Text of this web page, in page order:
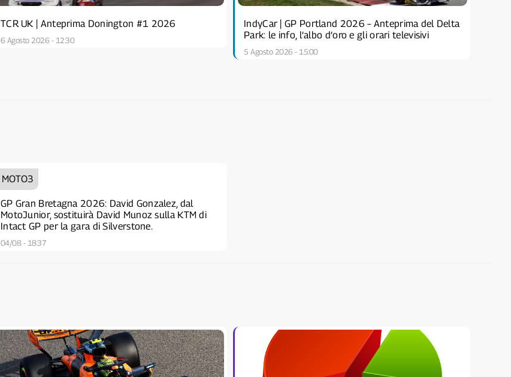
TCR UK | Anteprima Donington #1 2026
6 Agosto 2026 - 12:30
IndyCar | GP Portland 2026 – Anteprima del Delta
Park: le info, l’albo d’oro e gli orari televisivi
5 Agosto 2026 - 15:00
MOTO3
GP Gran Bretagna 2026: David Gonzalez, dal
MotoJunior, sostituirà David Munoz sulla KTM di
Intact GP per la gara di Silverstone.
04/08 - 18:37